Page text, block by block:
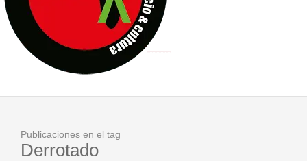
D’BALDOMEROS REINVENTAN [BITÁCORA 3.0] EN EXVITA
MARSHALL FLASH PRESENTA EN EXVITA [RELATIVA
JOFRE BARDAGÍ EN EXVITA INTERPRETANDO A SERRAT
Publicaciones en el tag
Derrotado